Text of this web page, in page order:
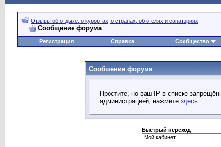
Отзывы об отдыхе, о курортах, о странах, об отелях и санаториях
Сообщение форума
Регистрация Справка Сообщество
Сообщение форума
Простите, но ваш IP в списке
администрацией, нажмите здесь.
Быстрый переход